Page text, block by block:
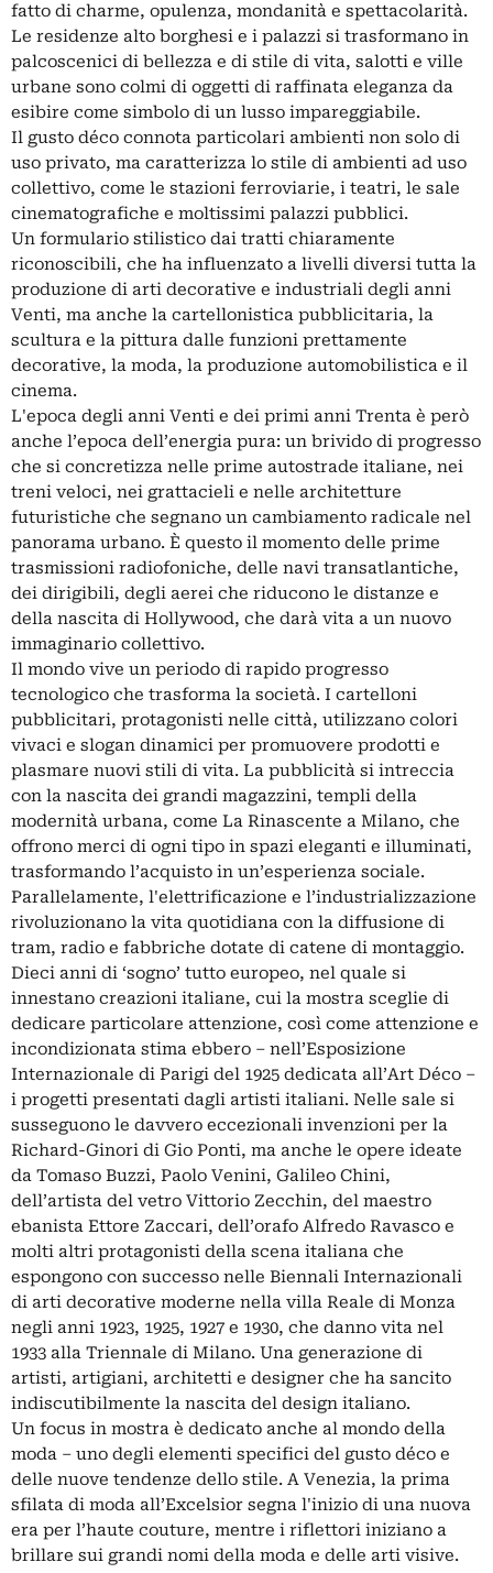
fatto di charme, opulenza, mondanità e spettacolarità.
Le residenze alto borghesi e i palazzi si trasformano in
palcoscenici di bellezza e di stile di vita, salotti e ville
urbane sono colmi di oggetti di raffinata eleganza da
esibire come simbolo di un lusso impareggiabile.
Il gusto déco connota particolari ambienti non solo di
uso privato, ma caratterizza lo stile di ambienti ad uso
collettivo, come le stazioni ferroviarie, i teatri, le sale
cinematografiche e moltissimi palazzi pubblici.
Un formulario stilistico dai tratti chiaramente
riconoscibili, che ha influenzato a livelli diversi tutta la
produzione di arti decorative e industriali degli anni
Venti, ma anche la cartellonistica pubblicitaria, la
scultura e la pittura dalle funzioni prettamente
decorative, la moda, la produzione automobilistica e il
cinema.
L'epoca degli anni Venti e dei primi anni Trenta è però
anche l’epoca dell’energia pura: un brivido di progresso
che si concretizza nelle prime autostrade italiane, nei
treni veloci, nei grattacieli e nelle architetture
futuristiche che segnano un cambiamento radicale nel
panorama urbano. È questo il momento delle prime
trasmissioni radiofoniche, delle navi transatlantiche,
dei dirigibili, degli aerei che riducono le distanze e
della nascita di Hollywood, che darà vita a un nuovo
immaginario collettivo.
Il mondo vive un periodo di rapido progresso
tecnologico che trasforma la società. I cartelloni
pubblicitari, protagonisti nelle città, utilizzano colori
vivaci e slogan dinamici per promuovere prodotti e
plasmare nuovi stili di vita. La pubblicità si intreccia
con la nascita dei grandi magazzini, templi della
modernità urbana, come La Rinascente a Milano, che
offrono merci di ogni tipo in spazi eleganti e illuminati,
trasformando l’acquisto in un’esperienza sociale.
Parallelamente, l'elettrificazione e l’industrializzazione
rivoluzionano la vita quotidiana con la diffusione di
tram, radio e fabbriche dotate di catene di montaggio.
Dieci anni di ‘sogno’ tutto europeo, nel quale si
innestano creazioni italiane, cui la mostra sceglie di
dedicare particolare attenzione, così come attenzione e
incondizionata stima ebbero – nell’Esposizione
Internazionale di Parigi del 1925 dedicata all’Art Déco –
i progetti presentati dagli artisti italiani. Nelle sale si
susseguono le davvero eccezionali invenzioni per la
Richard-Ginori di Gio Ponti, ma anche le opere ideate
da Tomaso Buzzi, Paolo Venini, Galileo Chini,
dell’artista del vetro Vittorio Zecchin, del maestro
ebanista Ettore Zaccari, dell’orafo Alfredo Ravasco e
molti altri protagonisti della scena italiana che
espongono con successo nelle Biennali Internazionali
di arti decorative moderne nella villa Reale di Monza
negli anni 1923, 1925, 1927 e 1930, che danno vita nel
1933 alla Triennale di Milano. Una generazione di
artisti, artigiani, architetti e designer che ha sancito
indiscutibilmente la nascita del design italiano.
Un focus in mostra è dedicato anche al mondo della
moda – uno degli elementi specifici del gusto déco e
delle nuove tendenze dello stile. A Venezia, la prima
sfilata di moda all’Excelsior segna l'inizio di una nuova
era per l’haute couture, mentre i riflettori iniziano a
brillare sui grandi nomi della moda e delle arti visive.